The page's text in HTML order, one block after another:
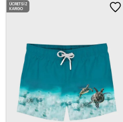
ÜCRETSIZ
KARGO